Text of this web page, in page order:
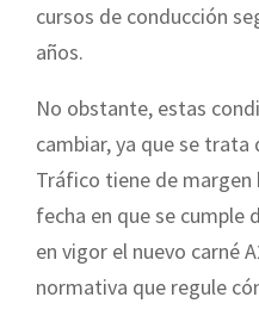
cursos de conducción
años.
No obstante, estas
cambiar, ya que se
Tráfico tiene de margen
fecha en que se cumple
en vigor el nuevo carné
normativa que regule